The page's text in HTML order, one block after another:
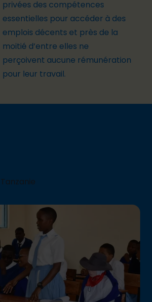
privées des compétences
essentielles pour accéder à des
emplois décents et près de la
moitié d’entre elles ne
perçoivent aucune rémunération
pour leur travail.